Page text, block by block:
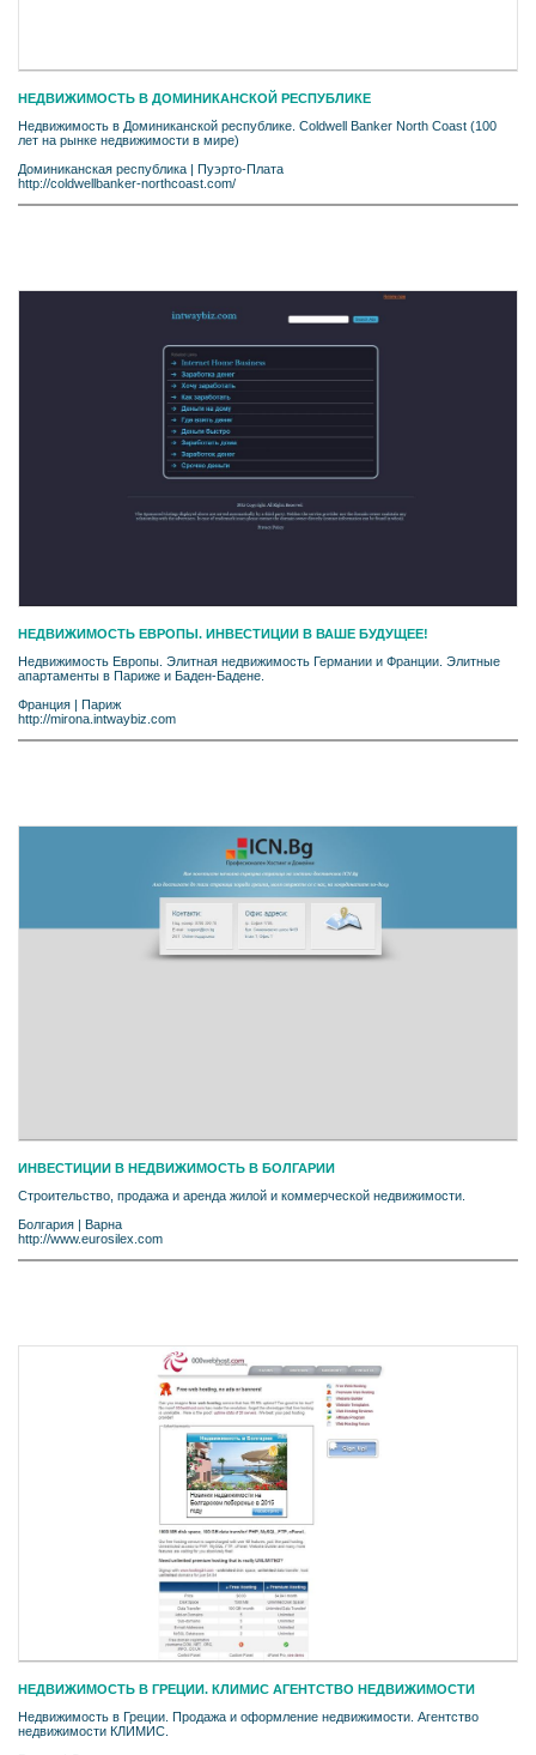
НЕДВИЖИМОСТЬ В ДОМИНИКАНСКОЙ РЕСПУБЛИКЕ
Недвижимость в Доминиканской республике. Coldwell Banker North Coast (100
лет на рынке недвижимости в мире)
Доминиканская республика
Пуэрто-Плата
http://coldwellbanker-northcoast.com/
НЕДВИЖИМОСТЬ ЕВРОПЫ. ИНВЕСТИЦИИ В ВАШЕ БУДУЩЕЕ!
Недвижимость Европы. Элитная недвижимость Германии и Франции. Элитные
апартаменты в Париже и Баден-Бадене.
Франция | Париж
http://mirona.intwaybiz.com
ИНВЕСТИЦИИ В НЕДВИЖИМОСТЬ В БОЛГАРИИ
Строительство, продажа и аренда жилой и коммерческой недвижимости.
Болгария
Варна
http://www.eurosilex.com
НЕДВИЖИМОСТЬ В ГРЕЦИИ. КЛИМИС АГЕНТСТВО НЕДВИЖИМОСТИ
Недвижимость в Греции. Продажа и оформление недвижимости. Агентство
недвижимости КЛИМИС.